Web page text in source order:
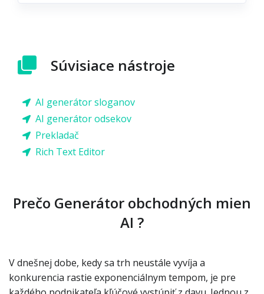
Súvisiace nástroje
AI generátor sloganov
AI generátor odsekov
Prekladač
Rich Text Editor
Prečo Generátor obchodných mien
AI ?
V dnešnej dobe, kedy sa trh neustále vyvíja a
konkurencia rastie exponenciálnym tempom, je pre